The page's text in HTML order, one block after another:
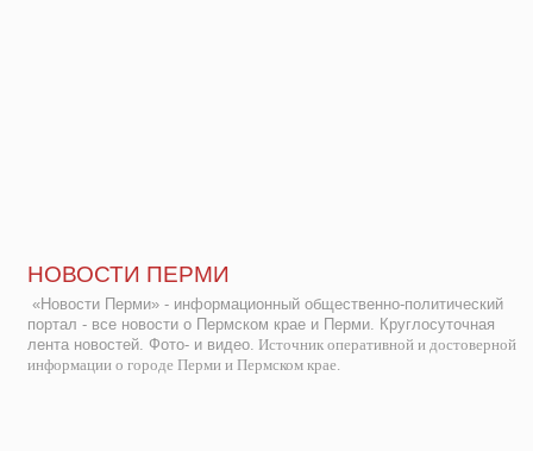
НОВОСТИ ПЕРМИ
«Новости Перми» - информационный общественно-политический
портал - все новости о Пермском крае и Перми. Круглосуточная
лента новостей. Фото- и видео. Источник оперативной и достоверной
информации о городе Перми и Пермском крае.